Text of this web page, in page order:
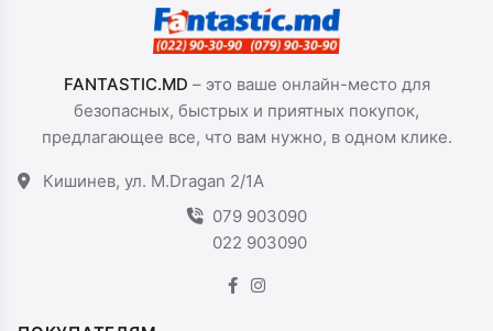
FANTASTIC.MD – это ваше онлайн-место для
безопасных, быстрых и приятных покупок,
предлагающее все, что вам нужно, в одном клике.
Кишинев, ул. M.Dragan 2/1A
079 903090
022 903090